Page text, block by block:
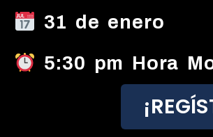
31 de enero
5:30 pm Hora